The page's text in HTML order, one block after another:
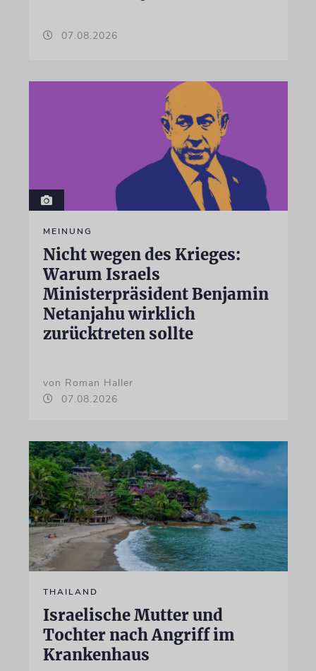
07.08.2026
MEINUNG
Nicht wegen des Krieges:
Warum Israels
Ministerpräsident Benjamin
Netanjahu wirklich
zurücktreten sollte
von Roman Haller
07.08.2026
THAILAND
Israelische Mutter und
Tochter nach Angriff im
Krankenhaus